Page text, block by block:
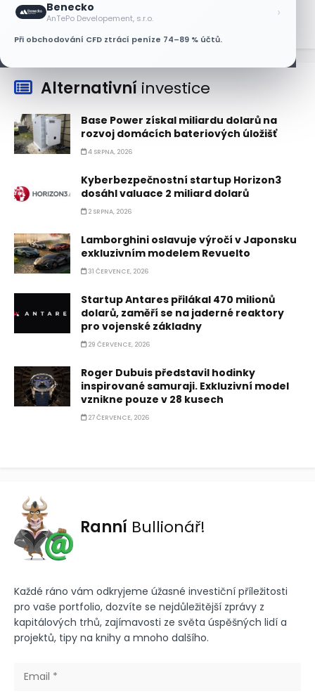
Benecko
AnTePo Developement, s.r.o. ›
Při obchodování CFD ztrácí peníze 74–89 % účtů.
Alternativní investice
Base Power získal miliardu dolarů na
rozvoj domácích bateriových úložišť
4 SRPNA, 2026
Kyberbezpečnostní startup Horizon3
dosáhl valuace 2 miliard dolarů
2 SRPNA, 2026
Lamborghini oslavuje výročí v Japonsku
exkluzivním modelem Revuelto
31 ČERVENCE, 2026
Startup Antares přilákal 470 milionů
dolarů, zaměří se na jaderné reaktory
pro vojenské základny
29 ČERVENCE, 2026
Roger Dubuis představil hodinky
inspirované samuraji. Exkluzivní model
vznikne pouze v 28 kusech
27 ČERVENCE, 2026
Ranní Bullionář!
Každé ráno vám odkryjeme úžasné investiční příležitosti
pro vaše portfolio, dozvíte se nejdůležitější zprávy z
kapitálových trhů, zajímavosti ze světa úspěšných lidí a
projektů, tipy na knihy a mnoho dalšího.